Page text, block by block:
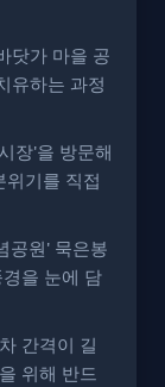
닷가 마을 공
유하는 과정
장'을 방문해
기를 직접
공원' 묵은봉
을 눈에 담
간격이 길
위해 반드